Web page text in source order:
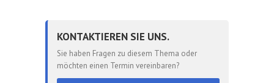
KONTAKTIEREN SIE UNS.
Sie haben Fragen zu diesem Thema oder
möchten einen Termin vereinbaren?